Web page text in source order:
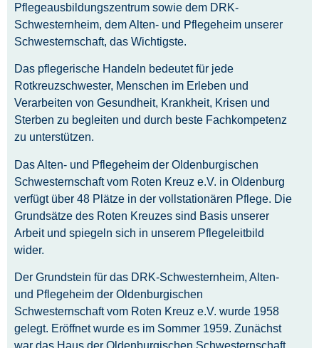
Pflegeausbildungszentrum sowie dem DRK-
Schwesternheim, dem Alten- und Pflegeheim unserer
Schwesternschaft, das Wichtigste.
Das pflegerische Handeln bedeutet für jede
Rotkreuzschwester, Menschen im Erleben und
Verarbeiten von Gesundheit, Krankheit, Krisen und
Sterben zu begleiten und durch beste Fachkompetenz
zu unterstützen.
Das Alten- und Pflegeheim der Oldenburgischen
Schwesternschaft vom Roten Kreuz e.V. in Oldenburg
verfügt über 48 Plätze in der vollstationären Pflege. Die
Grundsätze des Roten Kreuzes sind Basis unserer
Arbeit und spiegeln sich in unserem Pflegeleitbild
wider.
Der Grundstein für das DRK-Schwesternheim, Alten-
und Pflegeheim der Oldenburgischen
Schwesternschaft vom Roten Kreuz e.V. wurde 1958
gelegt. Eröffnet wurde es im Sommer 1959. Zunächst